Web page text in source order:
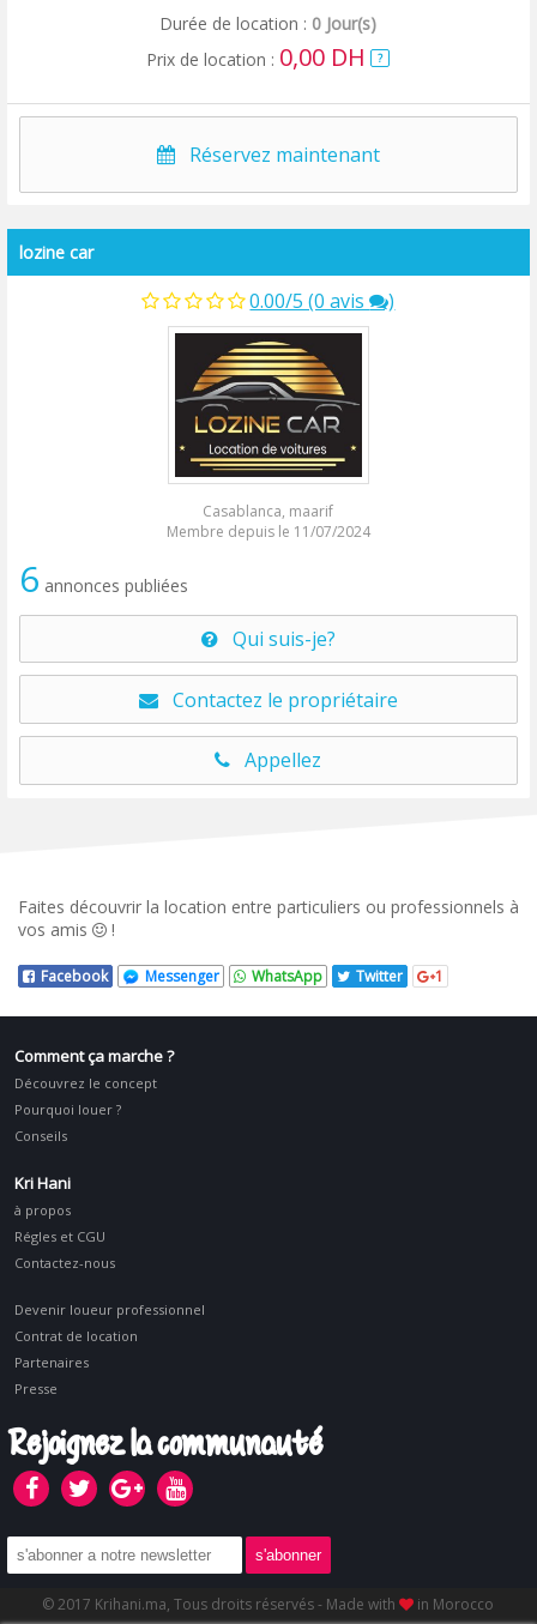
Durée de location : 0 Jour(s)
Prix de location : 0,00 DH ?
Réservez maintenant
lozine car
0.00/5 (0 avis )
Casablanca, maarif
Membre depuis le 11/07/2024
6 annonces publiées
Qui suis-je?
Contactez le propriétaire
Appellez
Faites découvrir la location entre particuliers ou professionnels à
vos amis
!
Facebook Messenger WhatsApp Twitter 1
Comment ça marche ?
Découvrez le concept
Pourquoi louer ?
Conseils
Kri Hani
à propos
Régles et CGU
Contactez-nous
Devenir loueur professionnel
Contrat de location
Partenaires
Presse
Rejoignez la communauté
© 2017 Krihani.ma, Tous droits réservés - Made with in Morocco